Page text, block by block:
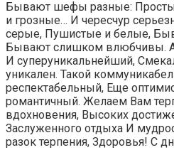
Бывают шефы разные:
и грозные… И чересчур
серые, Пушистые и белые,
Бывают слишком влюбчивы.
И суперуникальнейший,
уникален. Такой
респектабельный, Еще
романтичный. Желаем Вам
вдохновения, Высоких
Заслуженного отдыха И
разок терпения, Здоровья! С